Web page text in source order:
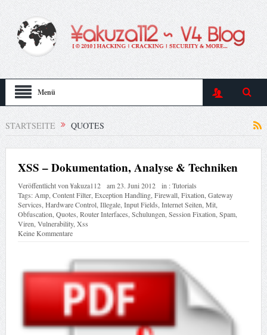
Menü
STARTSEITE QUOTES
XSS – Dokumentation, Analyse & Techniken
Veröffentlicht von¥akuza112 am23. Juni 2012 in :Tutorials
Tags: Amp, Content Filter, Exception Handling, Firewall, Fixation Gateway
Services Hardware Control, Illegale, Input Fields Internet Seiten Mit,
Obfuscation Quotes Router Interfaces Schulungen Session Fixation Spam,
Viren Vulnerability, Xss
Keine Kommentare